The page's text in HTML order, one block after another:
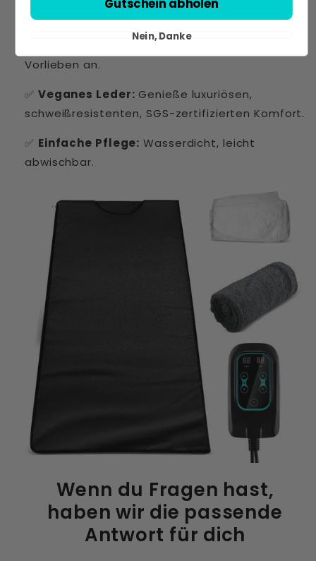
Temperaturstufen.
Passe die Hitze deinen
Vorlieben an.
✅ Veganes Leder: Genieße luxuriösen,
schweißresistenten, SGS-zertifizierten Komfort.
✅ Einfache Pflege: Wasserdicht, leicht
abwischbar.
Wenn du Fragen hast,
haben wir die passende
Antwort für dich
Gutschein abholen
Nein, Danke